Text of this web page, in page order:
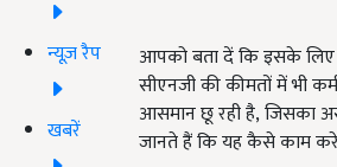
न्यूज़ रैप
खबरें
आपको बता दें कि इसके लिए
सीएनजी की कीमतों में भी
आसमान छू रही है, जिसका
जानते हैं कि यह कैसे काम